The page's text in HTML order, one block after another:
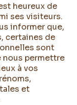
heureux de
ses visiteurs.
informer que,
certaines de
sont
permettre
à vos
et